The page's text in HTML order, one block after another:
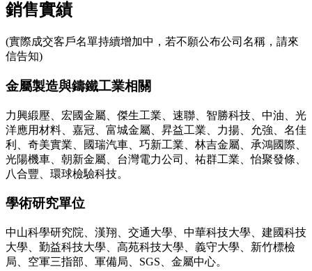
銷售實績
(實際成交客戶名單持續增加中，若不願公布公司名稱，請來
信告知)
金屬製造與鑄鐵工業相關
力興緞壓、宏國金屬、傑生工業、速聯、智勝科技、中油、光
洋應用材料、嘉冠、富城金屬、昇益工業、力揚、允強、名佳
利、奇美實業、國瑞汽車、巧新工業、林吉金屬、承鴻國際、
光陽機車、朝新金屬、台灣電力公司、祐群工業、怡聚發條、
八合豐、環球檢驗科技。
學術研究單位
中山科學研究院、漢翔、交通大學、中華科技大學、建國科技
大學、勤益科技大學、高苑科技大學、義守大學、新竹標檢
局、空軍三指部、軍備局、SGS、金屬中心。